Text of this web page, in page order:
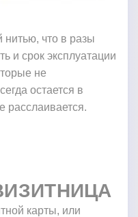
что в разы
и срок эксплуатации
не
остается в
расслаивается.
карты, или